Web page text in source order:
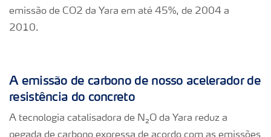
emissão de CO2 da Yara em até 45%, de 2004 a
2010.
A emissão de carbono de nosso acelerador de
resistência do concreto
A tecnologia catalisadora de N₂O da Yara reduz a